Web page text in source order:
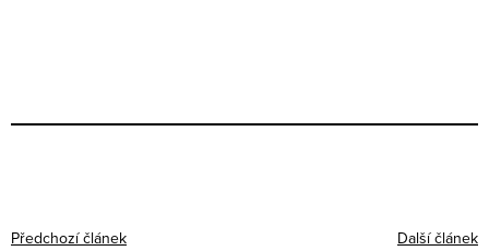
Předchozí článek Další článek